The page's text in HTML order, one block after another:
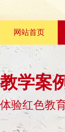
网站首页
教学案
体验红色教